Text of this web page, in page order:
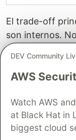
El trade-off
son internos.
móvil o un
necesitando
Lo que
1. Cold starts
el mismo
Mi primer
DEV Community
AWS
Watch AWS
at Black Hat in
biggest cloud